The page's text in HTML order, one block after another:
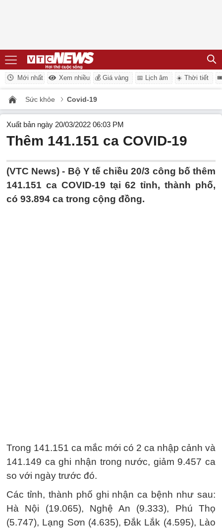
Mới nhất Xem nhiều 💰 Giá vàng 📅 Lịch âm ☀️ Thời tiết
Sức khỏe Covid-19
Xuất bản ngày 20/03/2022 06:03 PM
Thêm 141.151 ca COVID-19
(VTC News) - Bộ Y tế chiều 20/3 công bố thêm
141.151 ca COVID-19 tại 62 tỉnh, thành phố,
có 93.894 ca trong cộng đồng.
Trong 141.151 ca mắc mới có 2 ca nhập cảnh và
141.149 ca ghi nhận trong nước, giảm 9.457 ca
so với ngày trước đó.
Các tỉnh, thành phố ghi nhận ca bệnh như sau:
Hà Nội (19.065), Nghệ An (9.333), Phú Thọ
(5.747), Lạng Sơn (4.635), Đắk Lắk (4.595), Lào